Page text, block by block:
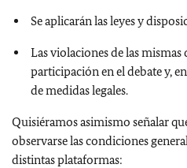
Se aplicarán las leyes y
Las violaciones de las
participación en el debate y,
de medidas legales.
Quisiéramos asimismo señalar
observarse las condiciones
distintas plataformas: